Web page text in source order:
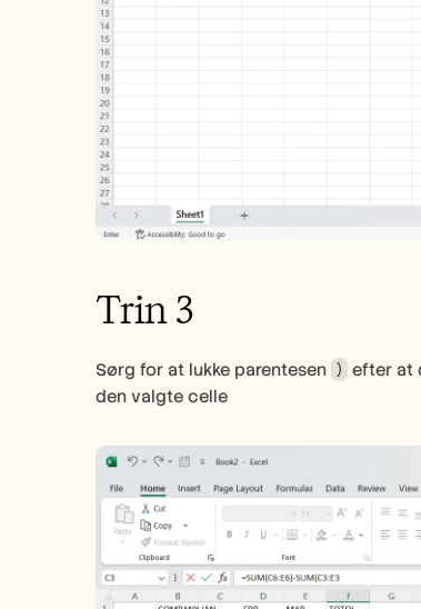
Trin 3
Sørg for at lukke parentesen ) efter at
den valgte celle